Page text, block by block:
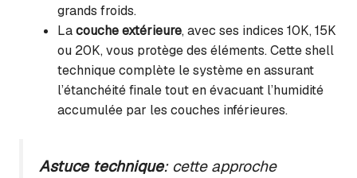
grands froids.
Lacouche extérieure, avec ses indices 10K, 15K
ou 20K, vous protège des éléments. Cette shell
technique complète le système en assurant
l’étanchéité finale tout en évacuant l’humidité
accumulée par les couches inférieures.
Astuce technique: cette approche